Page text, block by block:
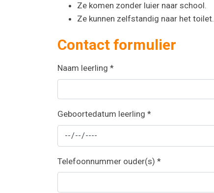
Ze komen zonder luier naar school.
Ze kunnen zelfstandig naar het toilet.
Contact formulier
Naam leerling *
Geboortedatum leerling *
Telefoonnummer ouder(s) *